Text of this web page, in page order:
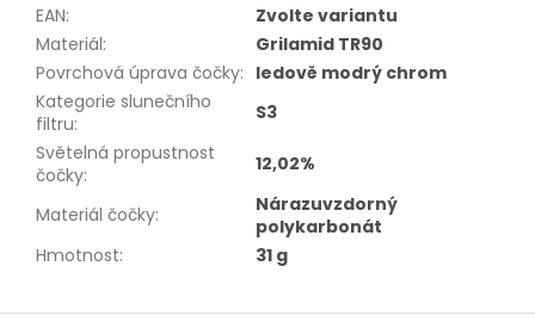
EAN:
Zvolte variantu
Materiál:
Grilamid TR90
Povrchová úprava čočky: ledově modrý chrom
Kategorie slunečního
filtru:
S3
Světelná propustnost
čočky: 12,02%
Materiál čočky:
Nárazuvzdorný
polykarbonát
Hmotnost: 31 g
Z